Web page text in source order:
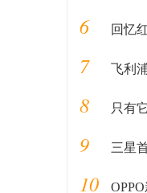
6 回忆红
7 飞利
8 只有它能
9 三星首批
10 OPPO新